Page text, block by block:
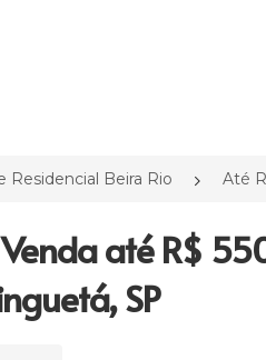
Residencial Beira Rio Até
até R$
SP